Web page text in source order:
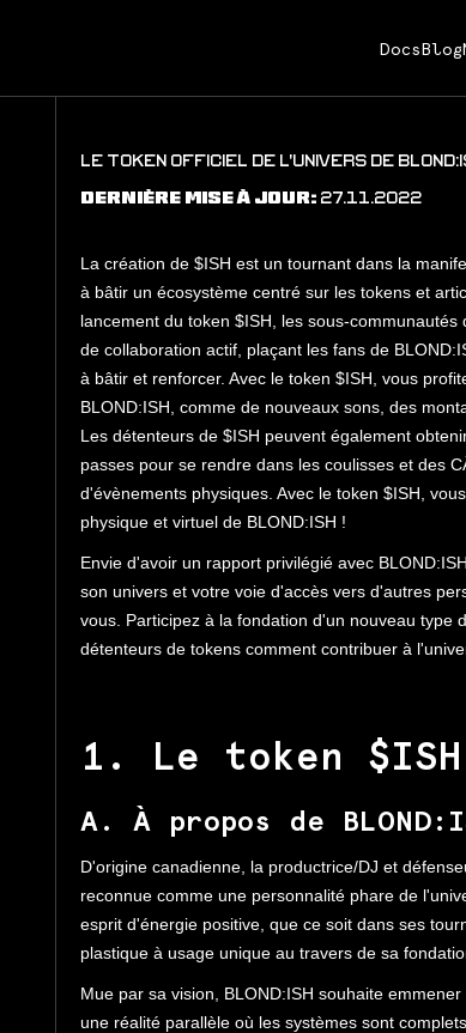
Docs Blog
LE TOKEN OFFICIEL DE L'UNIVERS DE
DERNIÈRE MISE À JOUR: 27.11.2022
La création de $ISH est un tournant dans la
à bâtir un écosystème centré sur les tokens et
lancement du token $ISH, les sous-
de collaboration actif, plaçant les fans de
à bâtir et renforcer. Avec le token $ISH, vous
BLOND:ISH, comme de nouveaux sons, des
Les détenteurs de $ISH peuvent également
passes pour se rendre dans les coulisses et des
d'évènements physiques. Avec le token $ISH,
physique et virtuel de BLOND:ISH !
Envie d'avoir un rapport privilégié avec
son univers et votre voie d'accès vers d'autres
vous. Participez à la fondation d'un nouveau type
détenteurs de tokens comment contribuer à
1. Le token $ISH
A. À propos de
D'origine canadienne, la productrice/DJ et
reconnue comme une personnalité phare de
esprit d'énergie positive, que ce soit dans ses
plastique à usage unique au travers de sa
Mue par sa vision, BLOND:ISH souhaite
une réalité parallèle où les systèmes sont